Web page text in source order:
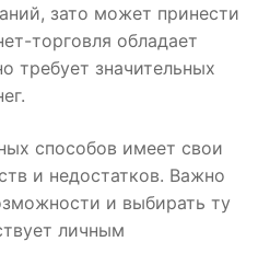
зато может принести
торговля обладает
требует значительных
способов имеет свои
и недостатков. Важно
и выбирать ту
личным